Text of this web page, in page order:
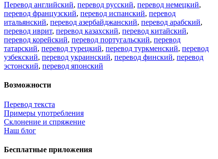
Перевод английский, перевод русский, перевод немецкий,
перевод французский, перевод испанский, перевод
итальянский, перевод азербайджанский, перевод арабский,
перевод иврит, перевод казахский, перевод китайский,
перевод корейский, перевод португальский, перевод
татарский, перевод турецкий, перевод туркменский, перевод
узбекский, перевод украинский, перевод финский, перевод
эстонский, перевод японский
Возможности
Перевод текста
Примеры употребления
Склонение и спряжение
Наш блог
Бесплатные приложения